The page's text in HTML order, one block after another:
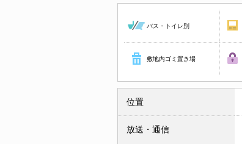
バス・トイレ別
敷地内ゴミ置き場
位置
放送・通信